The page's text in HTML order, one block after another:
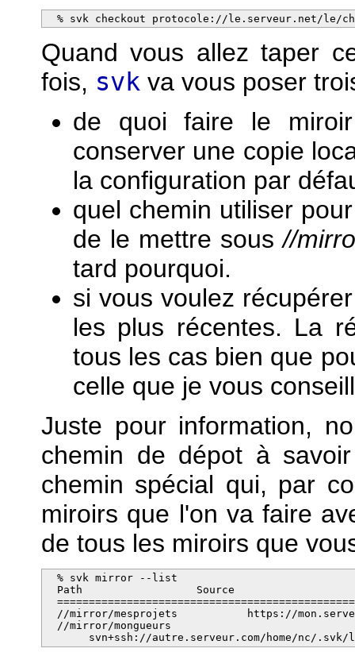
% svk checkout protocole://le.serveur.net/le/
Quand vous allez taper
fois, svk va vous poser
de quoi faire le
conserver une copie
la configuration par
quel chemin utiliser
de le mettre sous//
tard pourquoi.
si vous voulez
les plus récentes. La
tous les cas bien que
celle que je vous
Juste pour information,
chemin de dépot à
chemin spécial qui, par
miroirs que l'on va faire
de tous les miroirs que
  % svk mirror --list
  Path                	Source
  //mirror/mesprojets    	https://mon.serveur.com/svn
  //mirror/mongueurs
svn+ssh://autre.serveur.com/home/nc/.svk/